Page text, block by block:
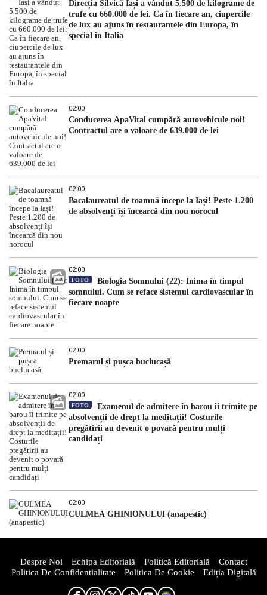
Direcția Silvică Iași a vândut 5.500 de kilograme de
trufe cu 660.000 de lei. Ca în fiecare an, ciupercile
de lux au ajuns în restaurantele din Europa, în
special în Italia
02:00
Conducerea ApaVital cumpără autovehicule noi!
Contractul are o valoare de 639.000 de lei
02:00
Bacalaureatul de toamnă începe la Iași! Peste 1.200
de absolvenți își încearcă din nou norocul
02:00
FOTO
Biologia Somnului (22): Inima în timpul
somnului. Cum se reface sistemul cardiovascular în
fiecare noapte
02:00
Premarul și pușca buclucașă
02:00
FOTO
Examenul de admitere în barou îi trimite pe
absolvenții de drept la meditații! Costurile
pregătirii au devenit o povară pentru mulți
candidați
02:00
CULMEA GHINIONULUI (anapestic)
Despre Noi Echipa Editorială Politică Editorială
Contact
Politica De Confidentialitate
Politica De Cookie Ediția Digitală